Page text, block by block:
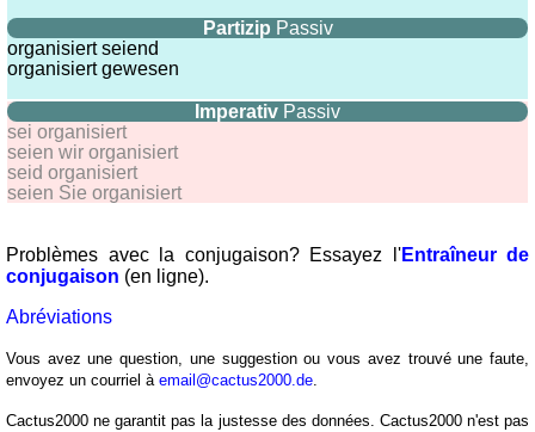
Partizip Passiv
organisiert seiend
organisiert gewesen
Imperativ Passiv
sei organisiert
seien wir organisiert
seid organisiert
seien Sie organisiert
Problèmes avec la conjugaison? Essayez l'Entraîneur de
conjugaison (en ligne).
Abréviations
Vous avez une question, une suggestion ou vous avez trouvé une faute,
envoyez un courriel à email@cactus2000.de.
Cactus2000 ne garantit pas la justesse des données. Cactus2000 n'est pas